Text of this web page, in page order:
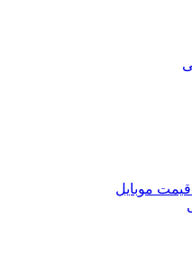
موبایل